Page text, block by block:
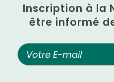
Inscription à la
être informé